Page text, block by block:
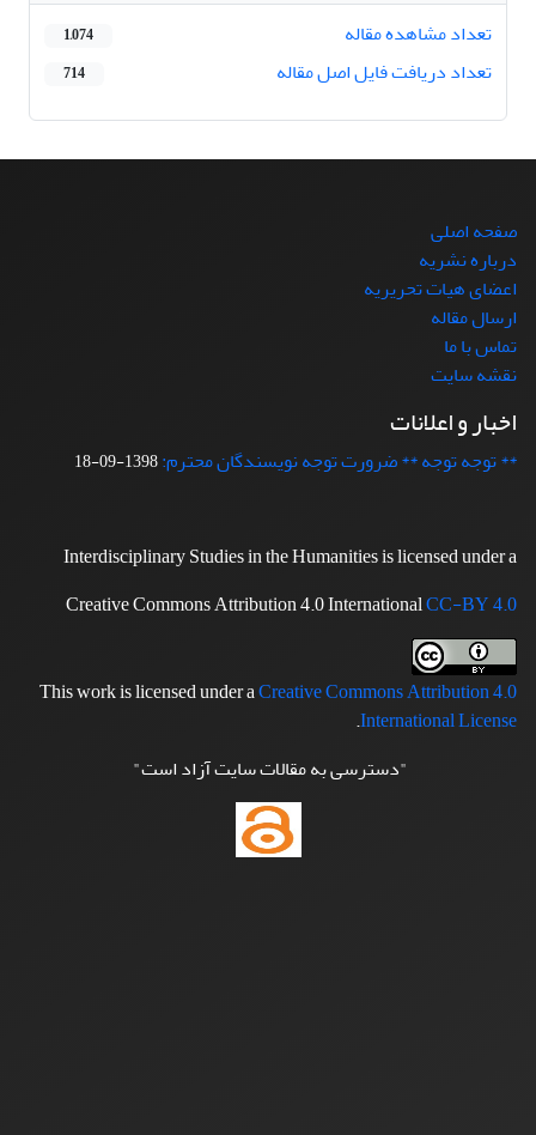
تعداد مشاهده مقاله
1,074
تعداد دریافت فایل اصل مقاله 714
صفحه اصلی
درباره نشریه
اعضای هیات تحریریه
ارسال مقاله
تماس با ما
نقشه سایت
اخبار و اعلانات
** توجه توجه ** ضرورت توجه نویسندگان محترم:1398-09-18
Interdisciplinary Studies in the Humanities is licensed under a
Creative Commons Attribution 4.0 InternationalCC-BY 4.0
This work is licensed under aCreative Commons Attribution 4.0
International License
.
"دسترسی به مقالات سایت آزاد است"